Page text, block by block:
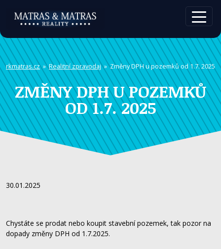
rkmatras.cz»Realitní zpravodaj» Změny DPH u pozemků od 1.7. 2025
ZMĚNY DPH U POZEMKŮ
OD 1.7. 2025
30.01.2025
Chystáte se prodat nebo koupit stavební pozemek, tak pozor na
dopady změny DPH od 1.7.2025.